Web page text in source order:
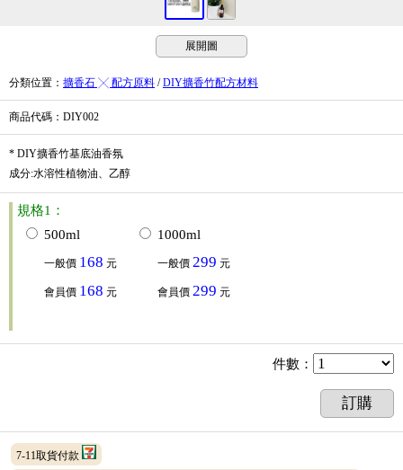
展開圖
分類位置 ： 擴香石 ╳ 配方原料 /DIY擴香竹配方材料
商品代碼 ：DIY002
* DIY擴香竹基底油香氛
成分:水溶性植物油、乙醇
規格1：
500ml
一般價 168 元
會員價 168 元
1000ml
一般價 299 元
會員價 299 元
件數 ：
訂購
7-11取貨付款